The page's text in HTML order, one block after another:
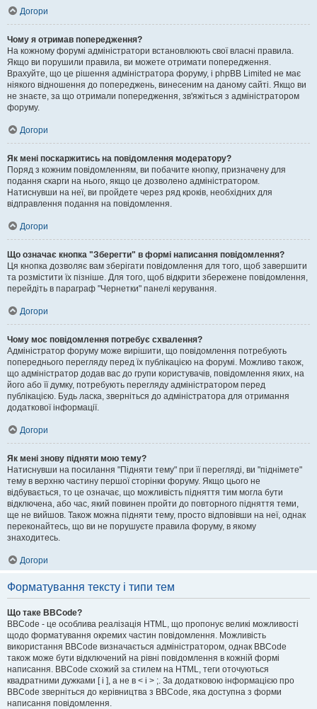
Догори
Чому я отримав попередження?
На кожному форумі адміністратори встановлюють свої власні правила.
Якщо ви порушили правила, ви можете отримати попередження.
Врахуйте, що це рішення адміністратора форуму, і phpBB Limited не має
ніякого відношення до попереджень, винесеним на даному сайті. Якщо ви
не знаєте, за що отримали попередження, зв'яжіться з адміністратором
форуму.
Догори
Як мені поскаржитись на повідомлення модератору?
Поряд з кожним повідомленням, ви побачите кнопку, призначену для
подання скарги на нього, якщо це дозволено адміністратором.
Натиснувши на неї, ви пройдете через ряд кроків, необхідних для
відправлення подання на повідомлення.
Догори
Що означає кнопка "Зберегти" в формі написання повідомлення?
Ця кнопка дозволяє вам зберігати повідомлення для того, щоб завершити
та розмістити їх пізніше. Для того, щоб відкрити збережене повідомлення,
перейдіть в параграф "Чернетки" панелі керування.
Догори
Чому моє повідомлення потребує схвалення?
Адміністратор форуму може вирішити, що повідомлення потребують
попереднього перегляду перед їх публікацією на форумі. Можливо також,
що адміністратор додав вас до групи користувачів, повідомлення яких, на
його або її думку, потребують перегляду адміністратором перед
публікацією. Будь ласка, зверніться до адміністратора для отримання
додаткової інформації.
Догори
Як мені знову підняти мою тему?
Натиснувши на посилання "Підняти тему" при її перегляді, ви "піднімете"
тему в верхню частину першої сторінки форуму. Якщо цього не
відбувається, то це означає, що можливість підняття тим могла бути
відключена, або час, який повинен пройти до повторного підняття теми,
ще не вийшов. Також можна підняти тему, просто відповівши на неї, однак
переконайтесь, що ви не порушуєте правила форуму, в якому
знаходитесь.
Догори
Форматування тексту і типи тем
Що таке BBCode?
BBCode - це особлива реалізація HTML, що пропонує великі можливості
щодо форматування окремих частин повідомлення. Можливість
використання BBCode визначається адміністратором, однак BBCode
також може бути відключений на рівні повідомлення в кожній формі
написання. BBCode схожий за стилем на HTML, теги оточуються
квадратними дужками [ і ], а не в < і > ;. За додатковою інформацією про
BBCode зверніться до керівництва з BBCode, яка доступна з форми
написання повідомлення.